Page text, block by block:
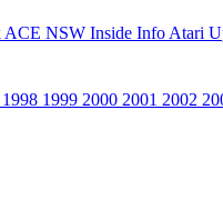
ACE NSW Inside Info Atari
1998 1999 2000 2001 2002